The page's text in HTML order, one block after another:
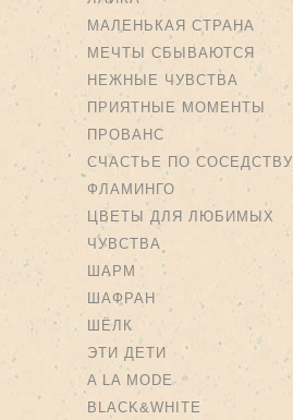
МАЛЕНЬКАЯ СТРАНА
МЕЧТЫ СБЫВАЮТСЯ
НЕЖНЫЕ ЧУВСТВА
ПРИЯТНЫЕ МОМЕНТЫ
ПРОВАНС
СЧАСТЬЕ ПО СОСЕДСТВУ
ФЛАМИНГО
ЦВЕТЫ ДЛЯ ЛЮБИМЫХ
ЧУВСТВА
ШАРМ
ШАФРАН
ШЁЛК
ЭТИ ДЕТИ
A LA MODE
BLACK&WHITE